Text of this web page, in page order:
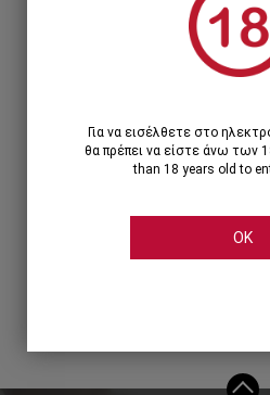
Ή
ΣΥΝΔΕΣΗ
Για να εισέλθετε στο
θα πρέπει να είστε άνω των
than 18 years old to
OK